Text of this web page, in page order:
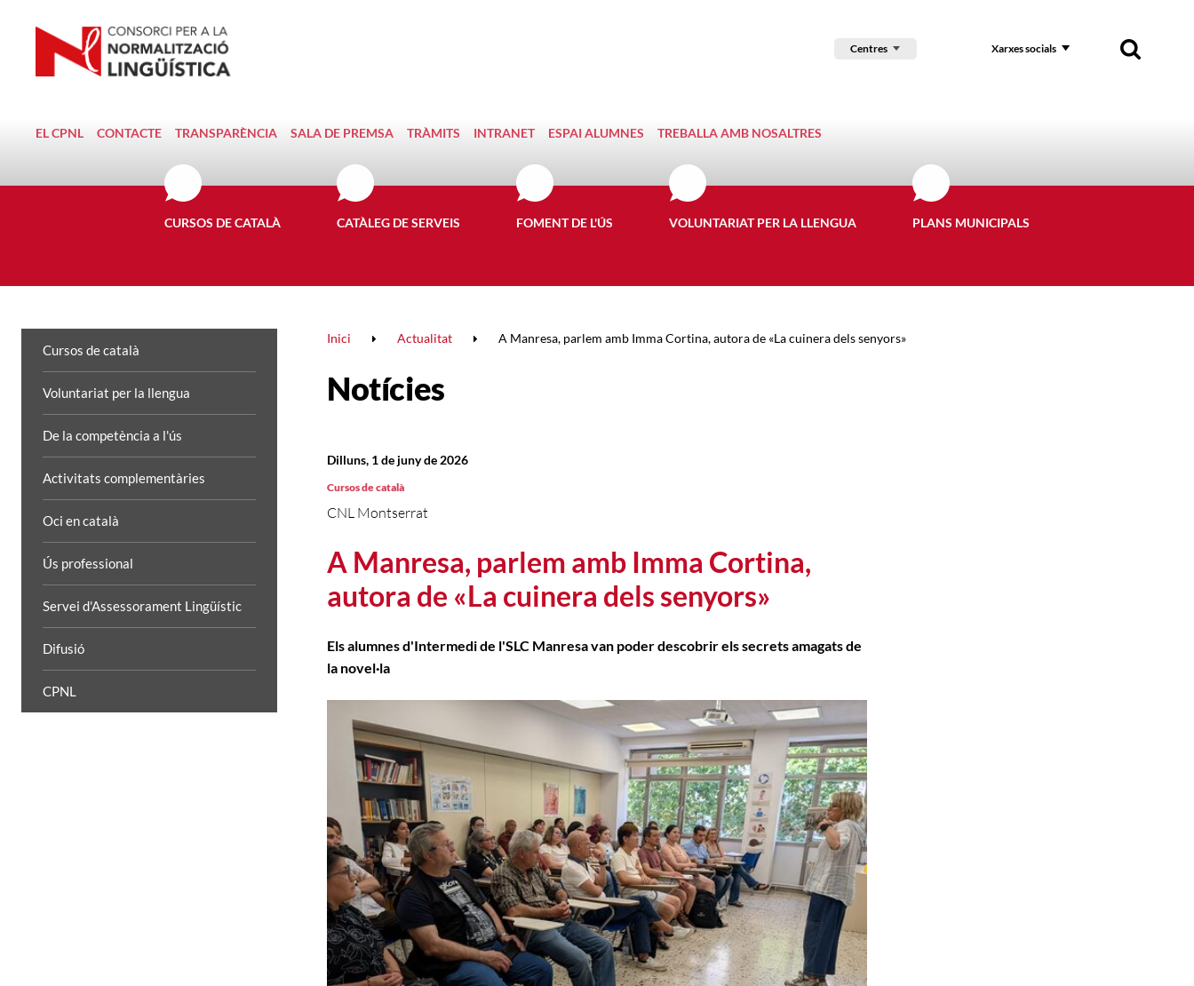
Centres Xarxes socials
EL CPNL CONTACTE TRANSPARÈNCIA SALA DE PREMSA TRÀMITS INTRANET ESPAI ALUMNES TREBALLA AMB NOSALTRES
CURSOS DE CATALÀ CATÀLEG DE SERVEIS FOMENT DE L'ÚS VOLUNTARIAT PER LA LLENGUA PLANS MUNICIPALS
Cursos de català
Voluntariat per la llengua
De la competència a l'ús
Activitats complementàries
Oci en català
Ús professional
Servei d'Assessorament Lingüístic
Difusió
CPNL
Inici Actualitat A Manresa, parlem amb Imma Cortina, autora de «La cuinera dels senyors»
Notícies
A Manresa, parlem amb Imma Cortina,
autora de «La cuinera dels senyors»
CNL Montserrat
Dilluns, 1 de juny de 2026
Cursos de català
Els alumnes d'Intermedi de l'SLC Manresa van poder descobrir els secrets amagats de
la novel·la